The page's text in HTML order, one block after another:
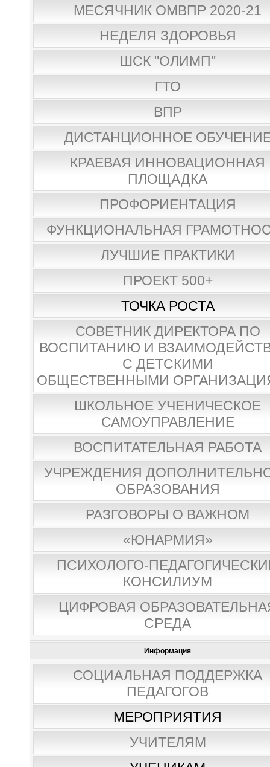
МЕСЯЧНИК ОМВПР 2020-21
НЕДЕЛЯ ЗДОРОВЬЯ
ШСК "ОЛИМП"
ГТО
ВПР
ДИСТАНЦИОННОЕ
КРАЕВАЯ ИННОВАЦИОННАЯ
ПЛОЩАДКА
ПРОФОРИЕНТАЦИЯ
ФУНКЦИОНАЛЬНАЯ
ЛУЧШИЕ ПРАКТИКИ
ПРОЕКТ 500+
ТОЧКА РОСТА
СОВЕТНИК ДИРЕКТОРА ПО
ВОСПИТАНИЮ И
С ДЕТСКИМИ
ОБЩЕСТВЕННЫМИ
ШКОЛЬНОЕ УЧЕНИЧЕСКОЕ
САМОУПРАВЛЕНИЕ
ВОСПИТАТЕЛЬНАЯ РАБОТА
УЧРЕЖДЕНИЯ
ОБРАЗОВАНИЯ
РАЗГОВОРЫ О ВАЖНОМ
«ЮНАРМИЯ»
ПСИХОЛОГО-
КОНСИЛИУМ
ЦИФРОВАЯ
СРЕДА
Информация
СОЦИАЛЬНАЯ ПОДДЕРЖКА
ПЕДАГОГОВ
МЕРОПРИЯТИЯ
УЧИТЕЛЯМ